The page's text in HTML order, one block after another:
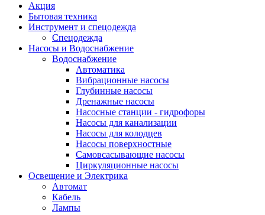
Акция
Бытовая техника
Инструмент и спецодежда
Спецодежда
Насосы и Водоснабжение
Водоснабжение
Автоматика
Вибрационные насосы
Глубинные насосы
Дренажные насосы
Насосные станции - гидрофоры
Насосы для канализации
Насосы для колодцев
Насосы поверхностные
Самовсасывающие насосы
Циркуляционные насосы
Освещение и Электрика
Автомат
Кабель
Лампы